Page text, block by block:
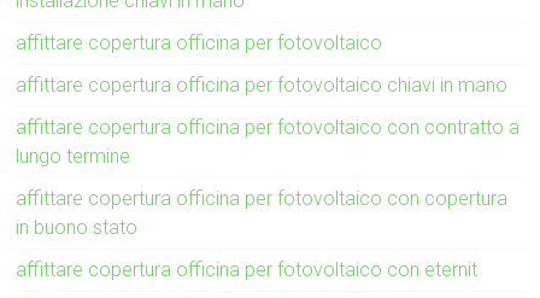
affittare copertura officina per fotovoltaico
affittare copertura officina per fotovoltaico chiavi in mano
affittare copertura officina per fotovoltaico con contratto a
lungo termine
affittare copertura officina per fotovoltaico con copertura
in buono stato
affittare copertura officina per fotovoltaico con eternit